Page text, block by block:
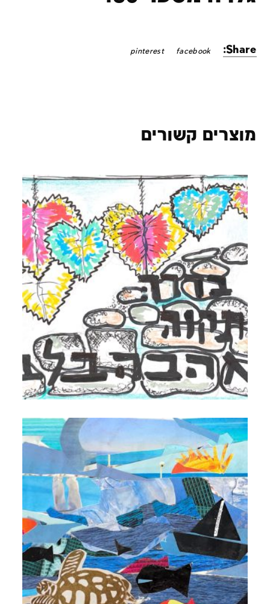
Share:
facebook
pinterest
מוצרים קשורים